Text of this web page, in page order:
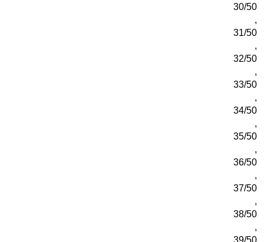
30/50
,
31/50
,
32/50
,
33/50
,
34/50
,
35/50
,
36/50
,
37/50
,
38/50
,